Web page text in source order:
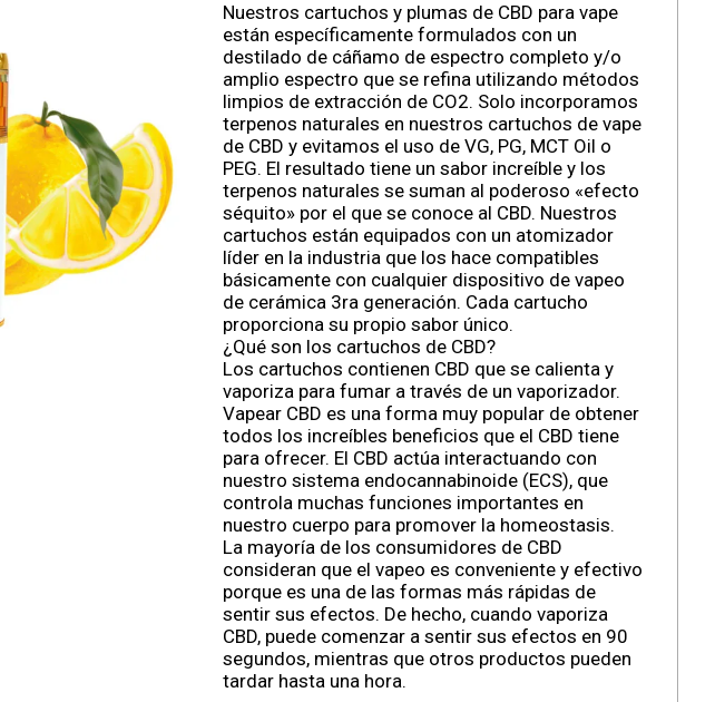
Nuestros cartuchos y plumas de CBD para vape
están específicamente formulados con un
destilado de cáñamo de espectro completo y/o
amplio espectro que se refina utilizando métodos
limpios de extracción de CO2. Solo incorporamos
terpenos naturales en nuestros cartuchos de vape
de CBD y evitamos el uso de VG, PG, MCT Oil o
PEG. El resultado tiene un sabor increíble y los
terpenos naturales se suman al poderoso «efecto
séquito» por el que se conoce al CBD. Nuestros
cartuchos están equipados con un atomizador
líder en la industria que los hace compatibles
básicamente con cualquier dispositivo de vapeo
de cerámica 3ra generación. Cada cartucho
proporciona su propio sabor único.
¿Qué son los cartuchos de CBD?
Los cartuchos contienen CBD que se calienta y
vaporiza para fumar a través de un vaporizador.
Vapear CBD es una forma muy popular de obtener
todos los increíbles beneficios que el CBD tiene
para ofrecer. El CBD actúa interactuando con
nuestro sistema endocannabinoide (ECS), que
controla muchas funciones importantes en
nuestro cuerpo para promover la homeostasis.
La mayoría de los consumidores de CBD
consideran que el vapeo es conveniente y efectivo
porque es una de las formas más rápidas de
sentir sus efectos. De hecho, cuando vaporiza
CBD, puede comenzar a sentir sus efectos en 90
segundos, mientras que otros productos pueden
tardar hasta una hora.